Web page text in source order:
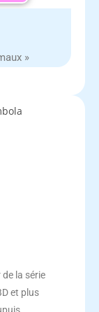
»
la série
et plus